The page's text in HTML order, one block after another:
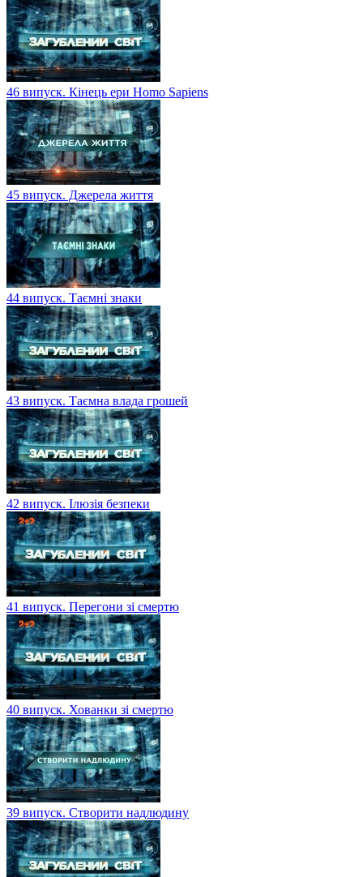
46 випуск. Кінець ери Homo Sapiens
45 випуск. Джерела життя
44 випуск. Таємні знаки
43 випуск. Таємна влада грошей
42 випуск. Ілюзія безпеки
41 випуск. Перегони зі смертю
40 випуск. Хованки зі смертю
39 випуск. Створити надлюдину